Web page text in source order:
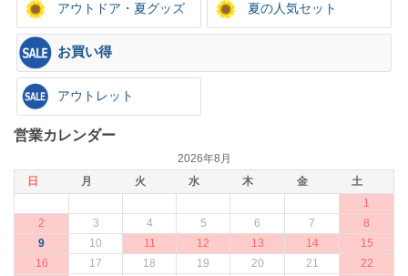
アウトドア・夏グッズ 夏の人気セット
お買い得
アウトレット
営業カレンダー
2026年8月
日
月 火 水 木 金
土
1
2
3 4 5 6 7
8
9
10 11 12 13 14
15
16
17 18 19 20 21
22